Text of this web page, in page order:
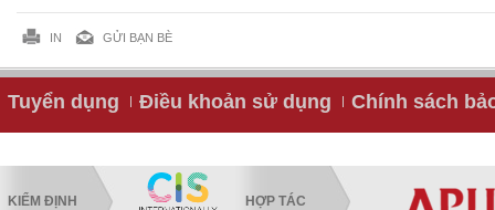
IN GỬI BẠN BÈ
Tuyển dụng Điều khoản sử dụng Chính sách
KIỂM ĐỊNH HỢP TÁC